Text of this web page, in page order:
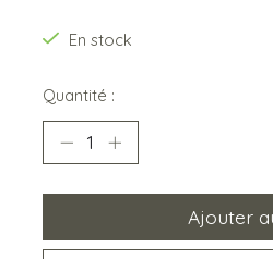
En stock
Quantité :
Ajouter